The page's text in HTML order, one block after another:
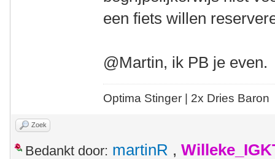
een fiets willen
@Martin, ik PB je even.
Optima Stinger | 2x Dries Baron
Zoek
Bedankt door: martinR ,